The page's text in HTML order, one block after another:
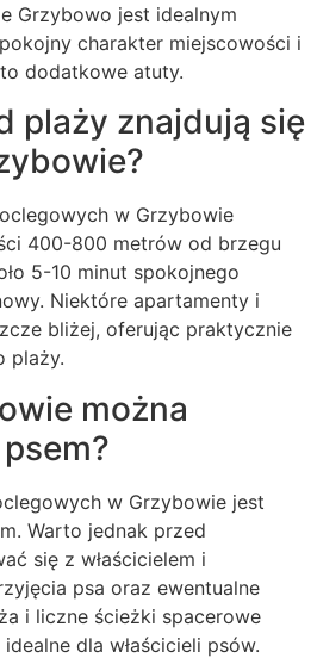
Grzybowo jest idealnym
charakter miejscowości i
dodatkowe atuty.
plaży znajdują się
w Grzybowie
400-800 metrów od brzegu
5-10 minut spokojnego
Niektóre apartamenty i
bliżej, oferując praktycznie
plaży.
można
w Grzybowie jest
Warto jednak przed
się z właścicielem i
psa oraz ewentualne
i liczne ścieżki spacerowe
dla właścicieli psów.